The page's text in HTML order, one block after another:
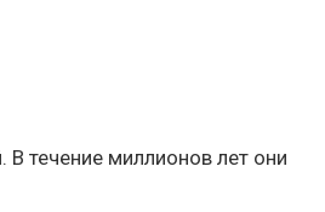
течение миллионов лет они